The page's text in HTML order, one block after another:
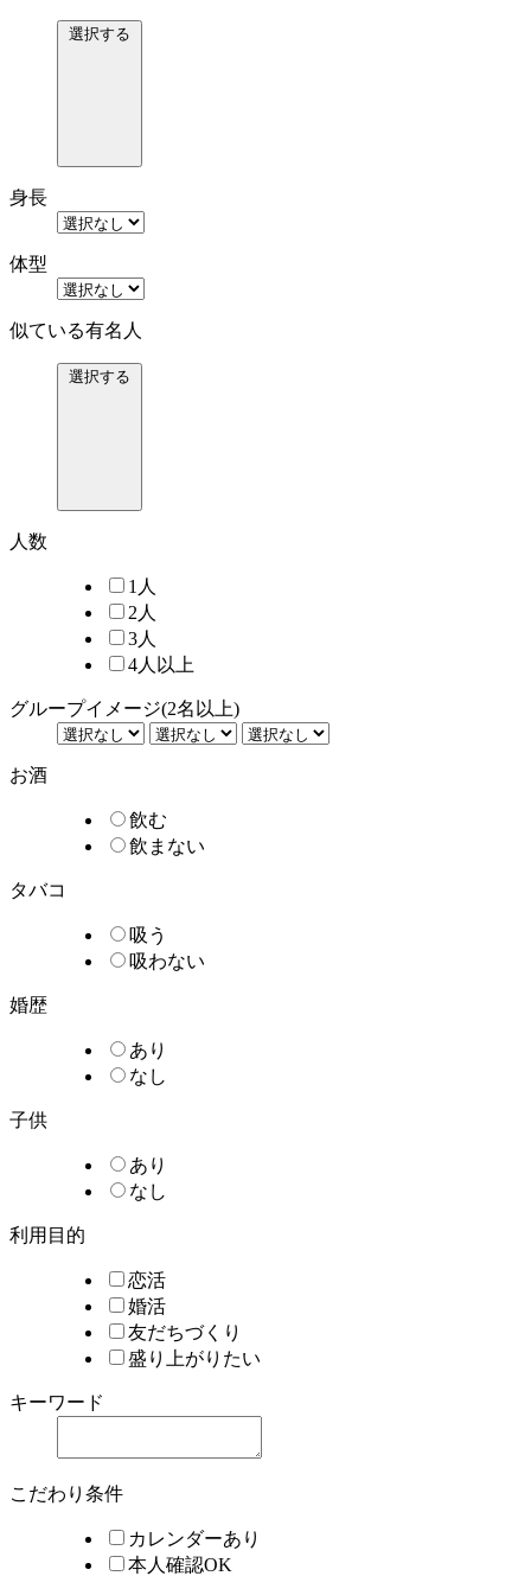
選択する
身長
体型
似ている有名人
選択する
人数
1人
2人
3人
4人以上
グループイメージ(2名以上)
お酒
飲む
飲まない
タバコ
吸う
吸わない
婚歴
あり
なし
子供
あり
なし
利用目的
恋活
婚活
友だちづくり
盛り上がりたい
キーワード
こだわり条件
カレンダーあり
本人確認OK